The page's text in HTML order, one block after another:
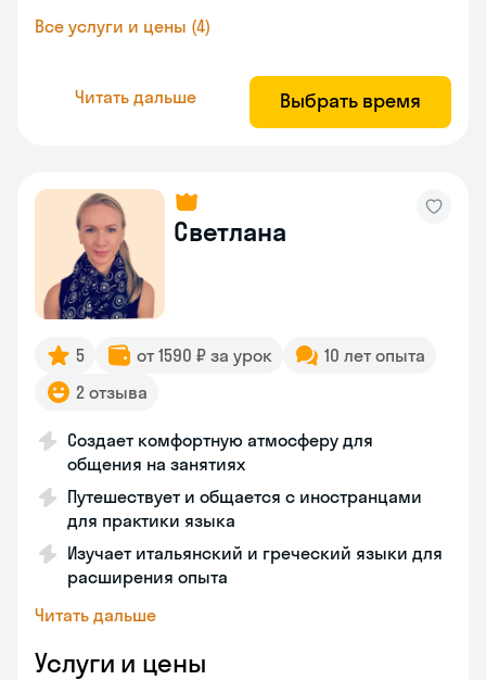
Все услуги и цены (4)
Читать дальше Выбрать время
Светлана
5 от 1590 ₽ за урок
10 лет опыта
2 отзыва
Создает комфортную атмосферу для
общения на занятиях
Путешествует и общается с иностранцами
для практики языка
Изучает итальянский и греческий языки для
расширения опыта
Читать дальше
Услуги и цены